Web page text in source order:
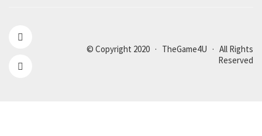
© Copyright 2020 · TheGame4U · All Rights
Reserved